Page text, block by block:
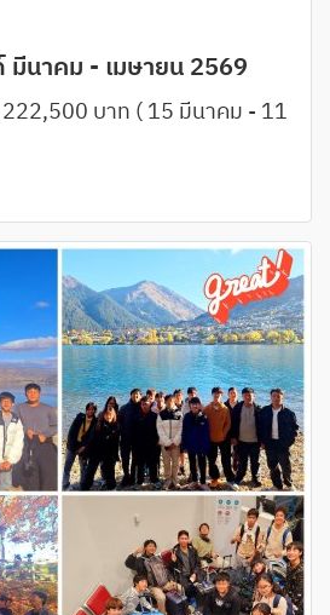
มีนาคม - เมษายน 2569
บาท ( 15 มีนาคม - 11